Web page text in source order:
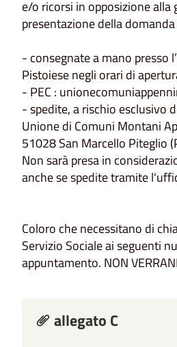
e/o ricorsi in opposizione
presentazione della
- consegnate a mano presso
Pistoiese negli orari di
- PEC :
- spedite, a rischio esclusivo
Unione di Comuni Montani
51028 San Marcello Piteglio
Non sarà presa in
anche se spedite tramite
Coloro che necessitano di
Servizio Sociale ai seguenti
appuntamento. NON
allegato C